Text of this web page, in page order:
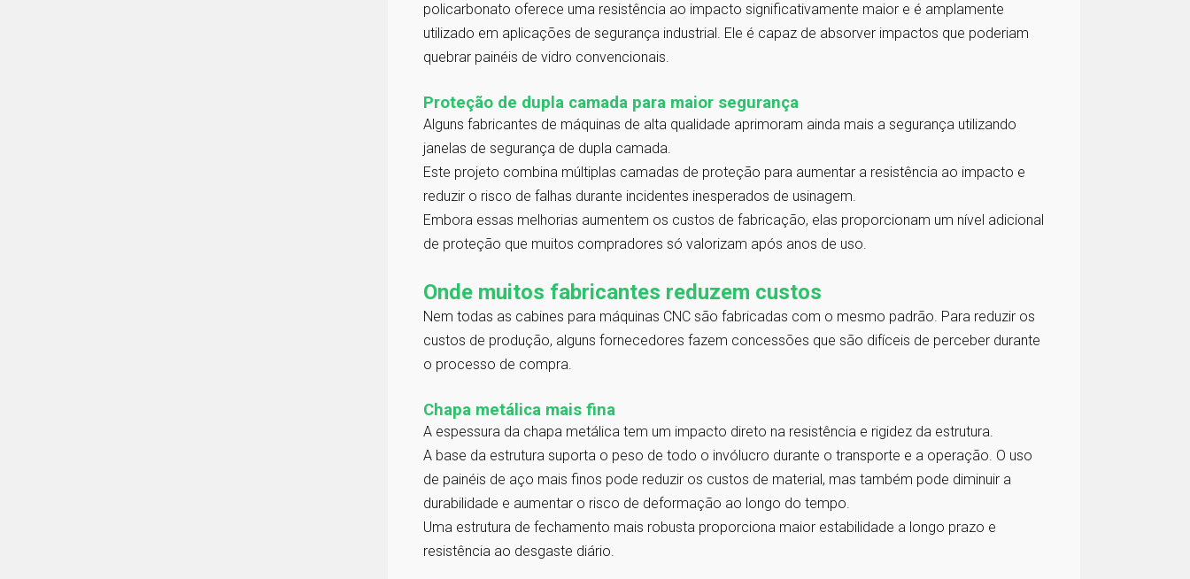
policarbonato oferece uma resistência ao impacto significativamente maior e é amplamente
utilizado em aplicações de segurança industrial. Ele é capaz de absorver impactos que poderiam
quebrar painéis de vidro convencionais.
Proteção de dupla camada para maior segurança
Alguns fabricantes de máquinas de alta qualidade aprimoram ainda mais a segurança utilizando
janelas de segurança de dupla camada.
Este projeto combina múltiplas camadas de proteção para aumentar a resistência ao impacto e
reduzir o risco de falhas durante incidentes inesperados de usinagem.
Embora essas melhorias aumentem os custos de fabricação, elas proporcionam um nível adicional
de proteção que muitos compradores só valorizam após anos de uso.
Onde muitos fabricantes reduzem custos
Nem todas as cabines para máquinas CNC são fabricadas com o mesmo padrão. Para reduzir os
custos de produção, alguns fornecedores fazem concessões que são difíceis de perceber durante
o processo de compra.
Chapa metálica mais fina
A espessura da chapa metálica tem um impacto direto na resistência e rigidez da estrutura.
A base da estrutura suporta o peso de todo o invólucro durante o transporte e a operação. O uso
de painéis de aço mais finos pode reduzir os custos de material, mas também pode diminuir a
durabilidade e aumentar o risco de deformação ao longo do tempo.
Uma estrutura de fechamento mais robusta proporciona maior estabilidade a longo prazo e
resistência ao desgaste diário.